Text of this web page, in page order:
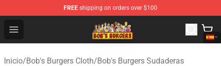
FREE shipping on orders over $100
Open menu
Bob's Burgers Store - Official Bob's Burgers Merchandise
Inicio/Bob's Burgers Cloth/Bob's Burgers Sudaderas